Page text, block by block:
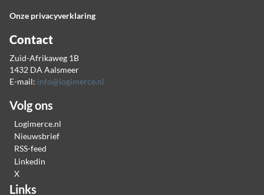
Onze privacyverklaring
Contact
Zuid-Afrikaweg 1B
1432 DA Aalsmeer
E-mail: info@logimerce.nl
Volg ons
Logimerce.nl
Nieuwsbrief
RSS-feed
Linkedin
X
Links